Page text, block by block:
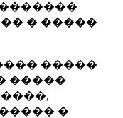
� �����
�����
�����
�